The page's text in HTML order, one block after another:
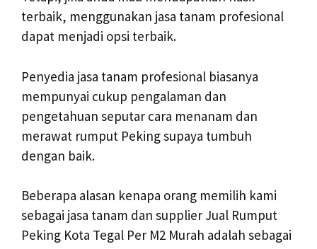
terbaik, menggunakan jasa tanam profesional
dapat menjadi opsi terbaik.
Penyedia jasa tanam profesional biasanya
mempunyai cukup pengalaman dan
pengetahuan seputar cara menanam dan
merawat rumput Peking supaya tumbuh
dengan baik.
Beberapa alasan kenapa orang memilih kami
sebagai jasa tanam dan supplier Jual Rumput
Peking Kota Tegal Per M2 Murah adalah sebagai